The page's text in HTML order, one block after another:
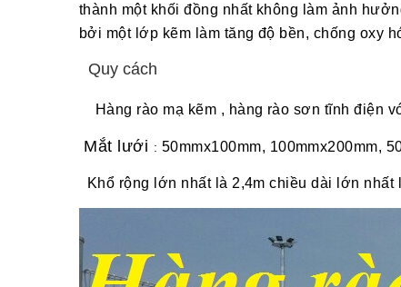
thành một khối đồng nhất không làm ảnh
bởi một lớp kẽm làm tăng độ bền, chống oxy
Quy cách
Hàng rào mạ kẽm , hàng rào sơn tĩnh điện
Mắt lưới : 50mmx100mm, 100mmx200mm,
Khổ rộng lớn nhất là 2,4m chiều dài lớn nhất